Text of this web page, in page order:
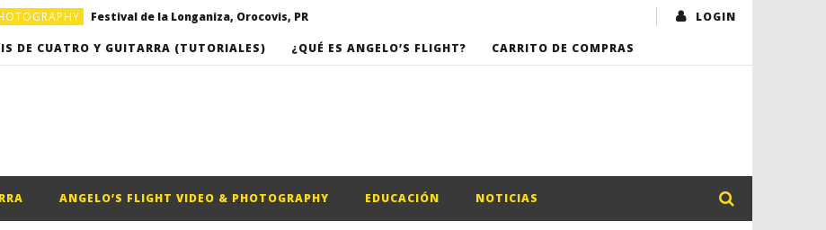
Festival de la Longaniza, Orocovis, PR
Video musical “Basket”, por Omarkpa
LOGIN
DE CUATRO Y GUITARRA (TUTORIALES) ¿QUÉ ES ANGELO’S FLIGHT? CARRITO DE COMPRAS
ANGELO’S FLIGHT VIDEO & PHOTOGRAPHY EDUCACIÓN NOTICIAS